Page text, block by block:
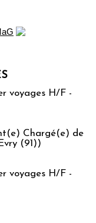
voyages H/F -
Chargé(e) de
(91))
voyages H/F -